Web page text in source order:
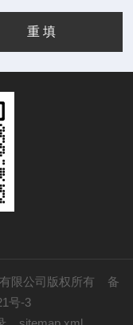
限公司版权所有 备
号-3